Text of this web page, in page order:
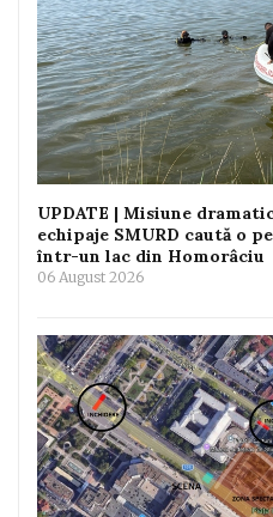
UPDATE | Misiune
echipaje SMURD caută o
într-un lac din Homorâciu
06 August 2026